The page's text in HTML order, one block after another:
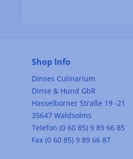
Shop Info
Dinses Culinarium
Dinse & Hund GbR
Hasselborner Straße 19 -21
35647 Waldsolms
Telefon (0 60 85) 9 89 66 85
Fax (0 60 85) 9 89 66 87